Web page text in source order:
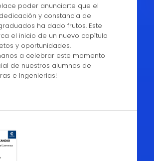
poder anunciarte que el
y constancia de
ha dado frutos. Este
el inicio de un nuevo capítulo
y oportunidades.
a celebrar este momento
de nuestros alumnos de
e Ingenierías!